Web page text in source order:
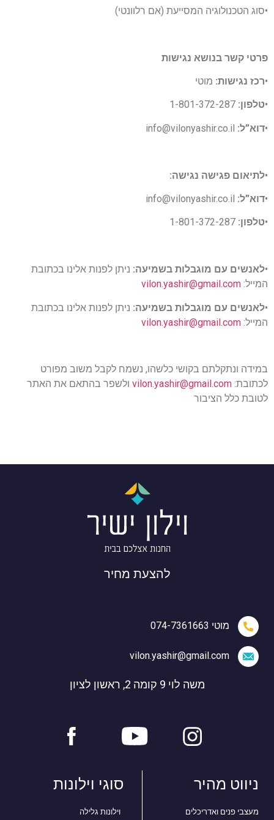
•סוג הטכנולוגיה המסייעת (אם רלוונטי)
פרטי קשר בנושא נגישות
•רכז נגישות: מוטי
•טלפון:
•דוא”ל:
•לתיאום פגישה נגישה:
•דוא”ל:
•טלפון:
•לאנשים עם מוגבלות בשמיעה: ניתן לפנות אלינו בכתובת
המייל: vilon.yashir@gmail.com
•לאנשים עם מוגבלות בשמיעה: ניתן לפנות אלינו בכתובת
המייל: vilon.yashir@gmail.com
במידה ונתקלתם בקושי כלשהו, נשמח לקבל משוב מפורט
לכתובת: vilon.yashir@gmail.com ולשפר בהתאם את האתר
לטובת כלל הציבור
להצעת מחיר
מוטי 074-7361663
vilon.yashir@gmail.com
משה לוי 9 קומה 2, ראשון לציון
ניווט מהיר
מעצבי פנים ואדריכלים
סוגי וילונות
וילונות גלילה